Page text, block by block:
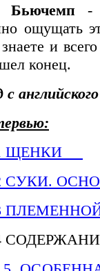
Бьючемп-
ощущать
и
конец.
с
1 ЩЕНКИ
2 СУКИ.
3
4